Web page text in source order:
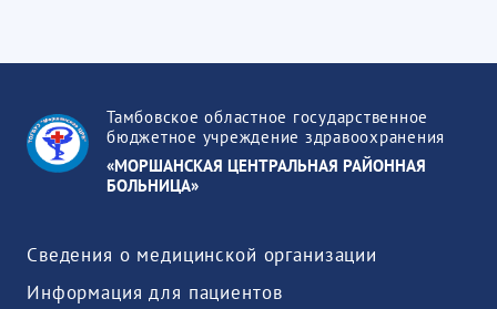
Тамбовское областное государственное
бюджетное учреждение здравоохранения
«МОРШАНСКАЯ ЦЕНТРАЛЬНАЯ РАЙОННАЯ
БОЛЬНИЦА»
Сведения о медицинской организации
Информация для пациентов